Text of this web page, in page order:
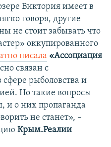
Виктория имеет в
говоря, другие
не стоит забывать что
оккупированного
писала «Ассоциация
связан с
рыболовства и
Но такие вопросы
и о них пропаганда
не станет», –
Крым.Реалии